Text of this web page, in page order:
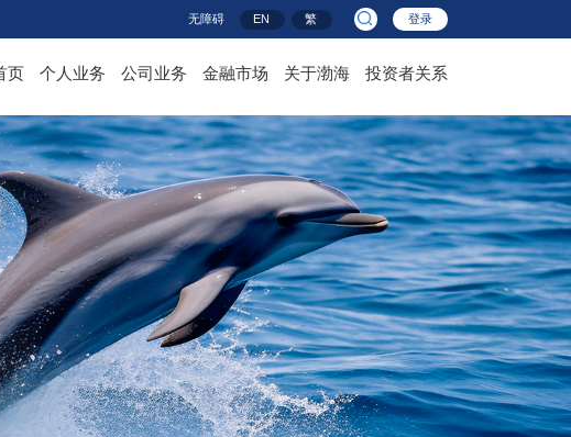
无障碍 EN 繁 登录
页 个人业务 公司业务 金融市场 关于渤海 投资者关系